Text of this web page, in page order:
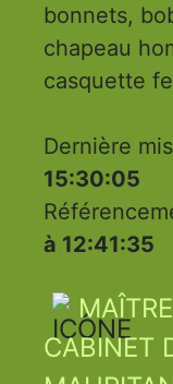
bonnets,
chapeau
casquette
Dernière
15:30:05
à 12:41:35
CABINET